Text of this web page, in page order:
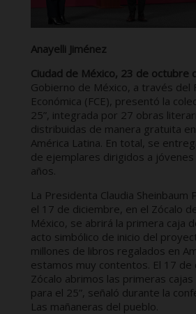
Anayelli Jiménez
Ciudad de México, 23 de
Gobierno de México, a través del
Económica (FCE), presentó la
25”, integrada por 27 obras
distribuidas de manera gratuita
América Latina. En total, se
de ejemplares dirigidos a
años.
La Presidenta Claudia Sheinbaum
el 17 de diciembre, en el Zócalo
México, se abrirá la primera caja
acto simbólico de inicio del
millones de libros regalados en
estamos muy contentos. El 17 de
Zócalo abrimos las primeras
para el 25”, señaló durante la
Las mañaneras del pueblo.